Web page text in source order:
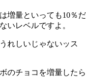
増量といっても10％だ
いレベルですよ。
れしいじゃないッス
のチョコを増量したら